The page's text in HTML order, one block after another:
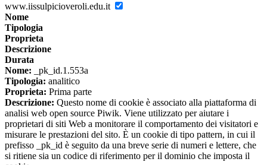
www.iissulpicioveroli.edu.it
Nome
Tipologia
Proprieta
Descrizione
Durata
Nome: _pk_id.1.553a
Tipologia: analitico
Proprieta: Prima parte
Descrizione: Questo nome di cookie è associato alla piattaforma di
analisi web open source Piwik. Viene utilizzato per aiutare i
proprietari di siti Web a monitorare il comportamento dei visitatori e
misurare le prestazioni del sito. È un cookie di tipo pattern, in cui il
prefisso _pk_id è seguito da una breve serie di numeri e lettere, che
si ritiene sia un codice di riferimento per il dominio che imposta il